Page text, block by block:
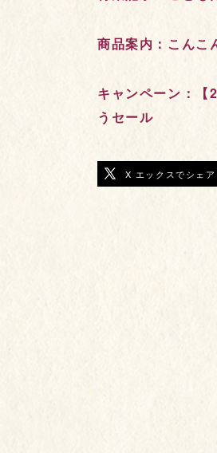
商品案内：こんこ
キャンペーン：【
うセール
X エックスでシェア